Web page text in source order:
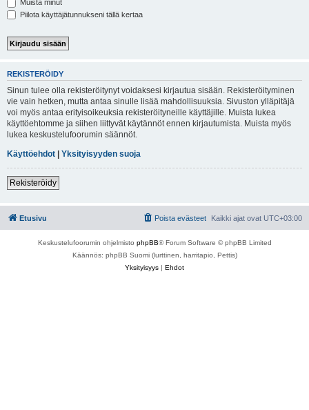
Muista minut
Piilota käyttäjätunnukseni tällä kertaa
REKISTERÖIDY
Sinun tulee olla rekisteröitynyt voidaksesi kirjautua sisään. Rekisteröityminen
vie vain hetken, mutta antaa sinulle lisää mahdollisuuksia. Sivuston ylläpitäjä
voi myös antaa erityisoikeuksia rekisteröityneille käyttäjille. Muista lukea
käyttöehtomme ja siihen liittyvät käytännöt ennen kirjautumista. Muista myös
lukea keskustelufoorumin säännöt.
Käyttöehdot | Yksityisyyden suoja
Rekisteröidy
Etusivu Kaikki ajat ovat UTC+03:00
Poista evästeet
Keskustelufoorumin ohjelmisto phpBB® Forum Software © phpBB Limited
Käännös: phpBB Suomi (lurttinen, harritapio, Pettis)
Yksityisyys | Ehdot